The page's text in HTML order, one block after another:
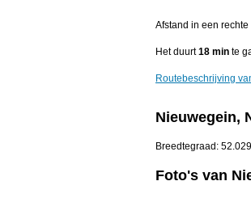
Afstand in een
Het duurt18 min te
Routebeschrijving
Nieuwegein,
Breedtegraad:
Foto's van